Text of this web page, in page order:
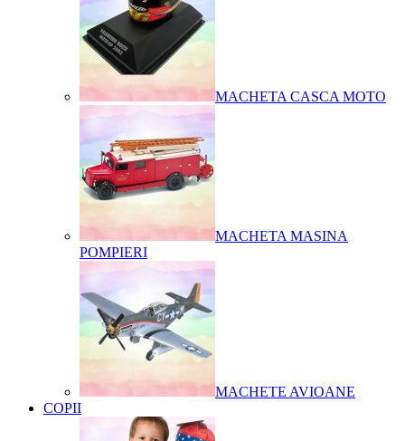
MACHETA CASCA MOTO
MACHETA MASINA
POMPIERI
MACHETE AVIOANE
COPII